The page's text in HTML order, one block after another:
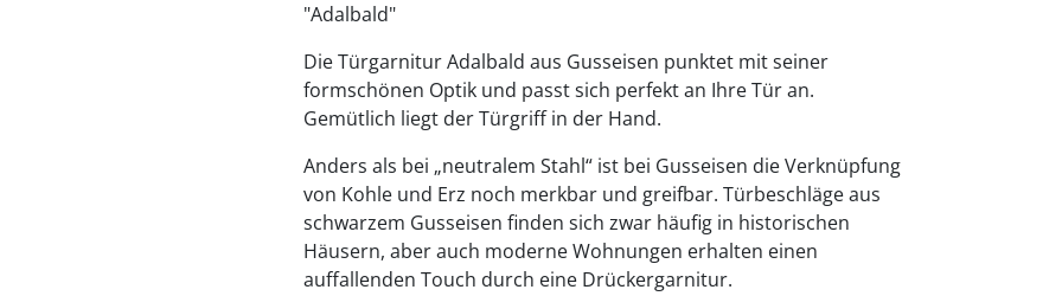
"Adalbald"
Die Türgarnitur Adalbald aus Gusseisen punktet mit seiner
formschönen Optik und passt sich perfekt an Ihre Tür an.
Gemütlich liegt der Türgriff in der Hand.
Anders als bei „neutralem Stahl“ ist bei Gusseisen die Verknüpfung
von Kohle und Erz noch merkbar und greifbar. Türbeschläge aus
schwarzem Gusseisen finden sich zwar häufig in historischen
Häusern, aber auch moderne Wohnungen erhalten einen
auffallenden Touch durch eine Drückergarnitur.